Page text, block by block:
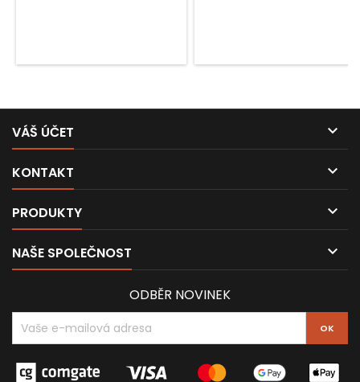
VÁŠ ÚČET 
KONTAKT 
PRODUKTY 
NAŠE SPOLEČNOST 
ODBĚR NOVINEK